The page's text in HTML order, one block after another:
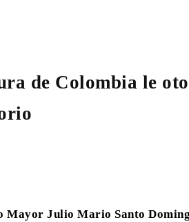
de Colombia le
Julio Mario Santo